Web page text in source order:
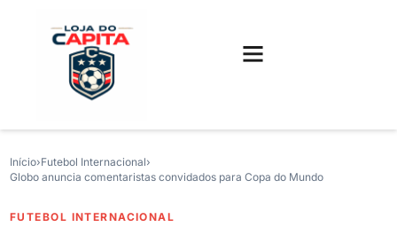
Início›Futebol Internacional›
Globo anuncia comentaristas convidados para Copa do Mundo
FUTEBOL INTERNACIONAL